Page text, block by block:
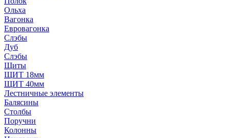
Ольха
Вагонка
Евровагонка
Слэбы
Дуб
Слэбы
Щиты
ЩИТ 18мм
ЩИТ 40мм
Лестничные элементы
Балясины
Столбы
Поручни
Колонны